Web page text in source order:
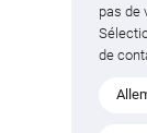
pas de
de